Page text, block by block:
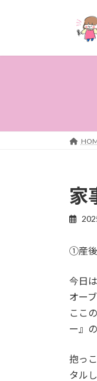
プ
動
家
①産後
今日
オー
ここ
ー』
抱っ
タル